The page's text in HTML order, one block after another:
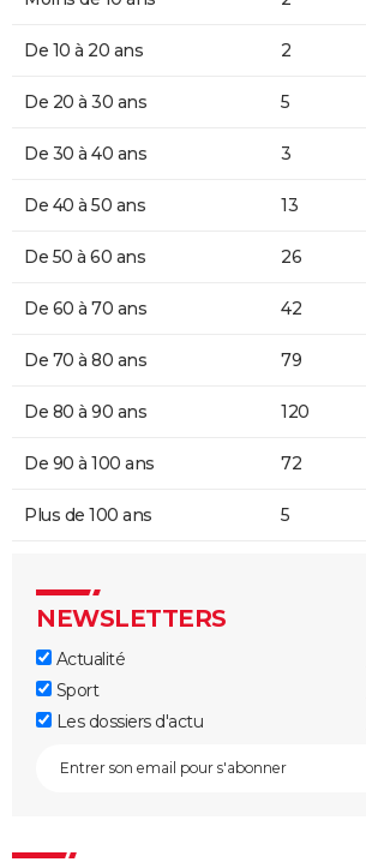
De 10 à 20 ans 2
De 20 à 30 ans 5
De 30 à 40 ans 3
De 40 à 50 ans 13
De 50 à 60 ans 26
De 60 à 70 ans 42
De 70 à 80 ans 79
De 80 à 90 ans 120
De 90 à 100 ans 72
Plus de 100 ans 5
NEWSLETTERS
Actualité
Sport
Les dossiers d'actu